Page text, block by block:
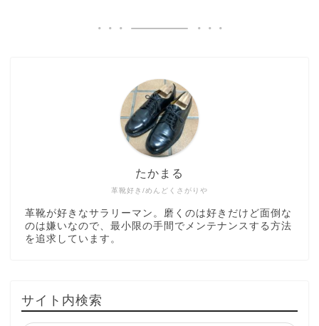
革靴好き/めんどくさがりや
たかまる
革靴が好きなサラリーマン。磨くのは好きだけど面倒な
のは嫌いなので、最小限の手間でメンテナンスする方法
を追求しています。
サイト内検索